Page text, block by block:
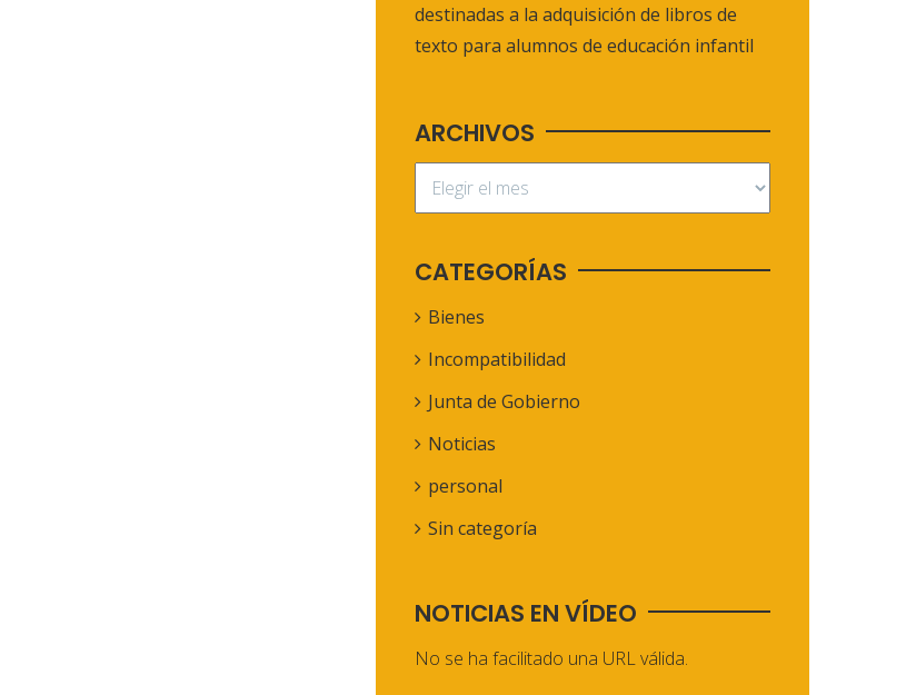
destinadas a la adquisición de libros de
texto para alumnos de educación infantil
ARCHIVOS
CATEGORÍAS
Bienes
Incompatibilidad
Junta de Gobierno
Noticias
personal
Sin categoría
NOTICIAS EN VÍDEO
No se ha facilitado una URL válida.